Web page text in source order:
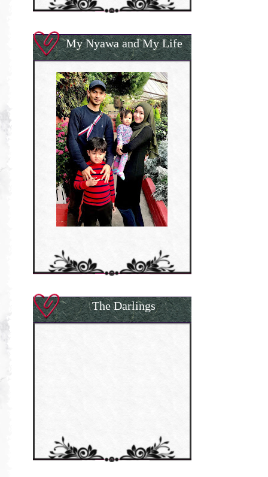
My Nyawa and My Life
The Darlings